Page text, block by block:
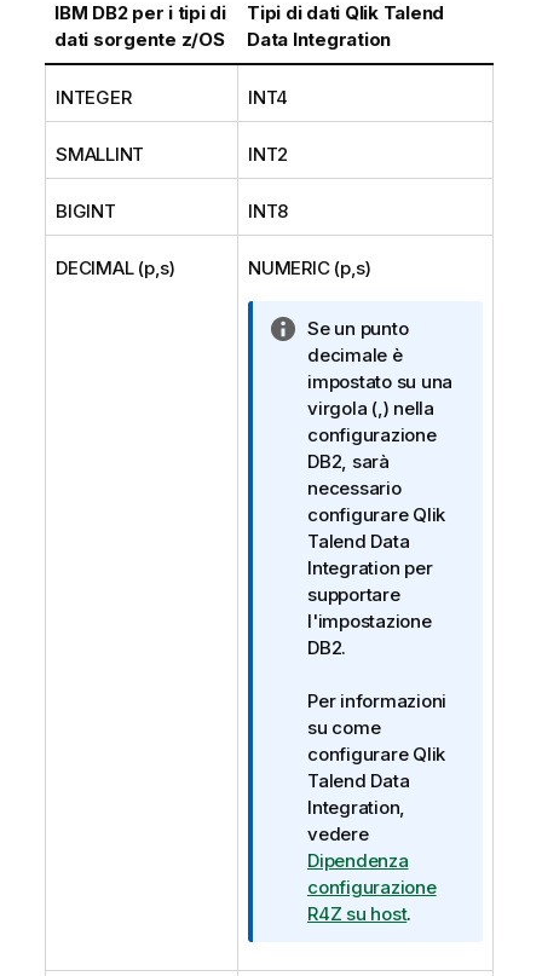
IBM DB2 per i tipi di
dati sorgente z/OS
Tipi di dati Qlik Talend
Data Integration
INTEGER INT4
SMALLINT INT2
BIGINT INT8
DECIMAL (p,s) NUMERIC (p,s)
N
o
t
a
i
n
f
o
r
m
a
t
i
a
Se un punto
decimale è
impostato su una
virgola (,) nella
configurazione
DB2, sarà
necessario
configurare Qlik
Talend Data
Integration per
supportare
l'impostazione
DB2.
Per informazioni
su come
configurare Qlik
Talend Data
Integration,
vedere
Dipendenza
configurazione
R4Z su host.